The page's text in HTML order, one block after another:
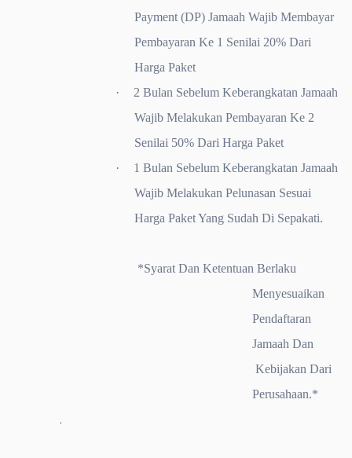
Payment (DP) Jamaah Wajib Membayar
Pembayaran Ke 1 Senilai 20% Dari
Harga Paket
·
2 Bulan Sebelum Keberangkatan Jamaah
Wajib Melakukan Pembayaran Ke 2
Senilai 50% Dari Harga Paket
·
1 Bulan Sebelum Keberangkatan Jamaah
Wajib Melakukan Pelunasan Sesuai
Harga Paket Yang Sudah Di Sepakati.
*Syarat Dan Ketentuan Berlaku
Menyesuaikan
Pendaftaran
Jamaah Dan
Kebijakan Dari
Perusahaan.*
.